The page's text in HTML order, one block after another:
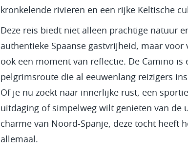
kronkelende rivieren en een rijke Keltische
Deze reis biedt niet alleen prachtige natuur
authentieke Spaanse gastvrijheid, maar voor
ook een moment van reflectie. De Camino is
pelgrimsroute die al eeuwenlang reizigers
Of je nu zoekt naar innerlijke rust, een
uitdaging of simpelweg wilt genieten van de
charme van Noord-Spanje, deze tocht heeft
allemaal.